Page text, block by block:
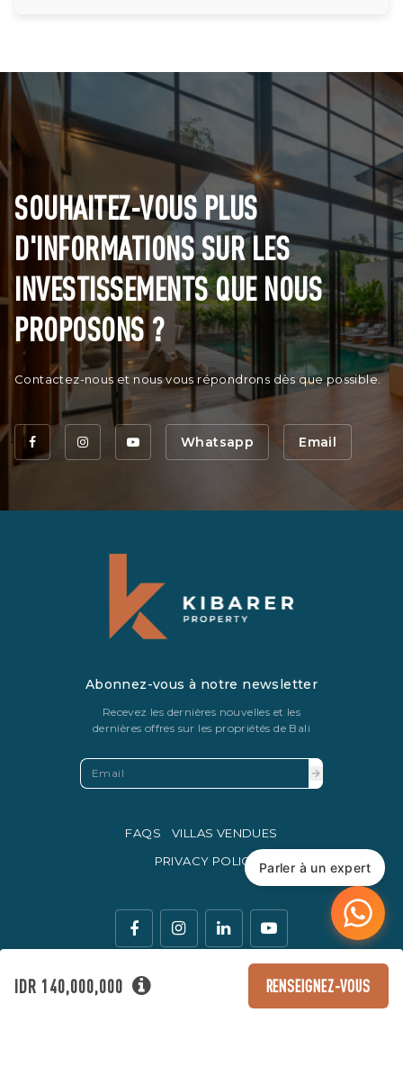
SOUHAITEZ-VOUS PLUS
D'INFORMATIONS SUR LES
INVESTISSEMENTS QUE NOUS
PROPOSONS ?
Contactez-nous et nous vous répondrons dès que possible.
Whatsapp Email
IDR 140,000,000 RENSEIGNEZ-VOUS
Abonnez-vous à notre newsletter
Recevez les dernières nouvelles et les
dernières offres sur les propriétés de Bali
FAQS
VILLAS VENDUES
PRIVACY POLICY
La monnaie légale d'échange en Indonésie est la roupie
Parler à un expert